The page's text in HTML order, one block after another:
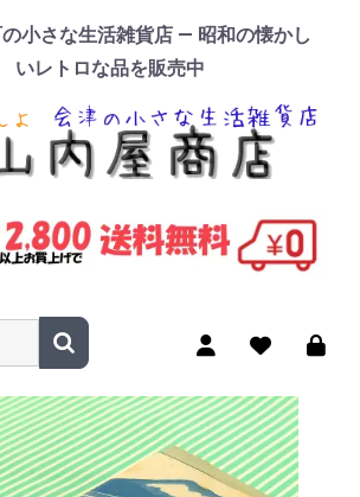
小さな生活雑貨店 — 昭和の懐かし
いレトロな品を販売中
を入力